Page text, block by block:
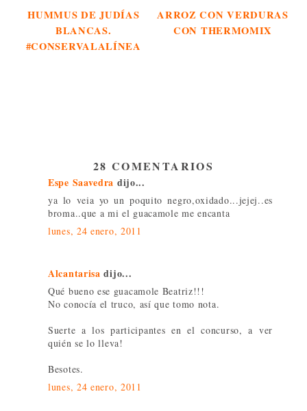
HUMMUS DE JUDÍAS
BLANCAS.
#CONSERVALALÍNEA
ARROZ CON VERDURAS
CON THERMOMIX
28 COMENTARIOS
Espe Saavedra dijo...
ya lo veia yo un poquito negro,oxidado...jejej..es
broma..que a mi el guacamole me encanta
lunes, 24 enero, 2011
Alcantarisa dijo...
Qué bueno ese guacamole Beatriz!!!
No conocía el truco, así que tomo nota.
Suerte a los participantes en el concurso, a ver
quién se lo lleva!
Besotes.
lunes, 24 enero, 2011